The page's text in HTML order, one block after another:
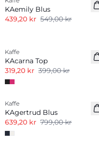
KAemily Blus
439,20 kr 549,00 kr
Kaffe
KAcarna Top
319,20 kr 399,00 kr
-20%
Kaffe
KAgertrud Blus
639,20 kr 799,00 kr
-20%